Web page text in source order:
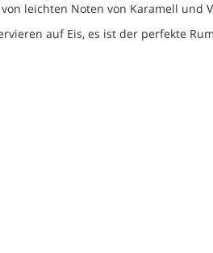
leichten Noten von Karamell und
auf Eis, es ist der perfekte